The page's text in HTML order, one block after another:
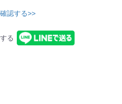
認する>>
る